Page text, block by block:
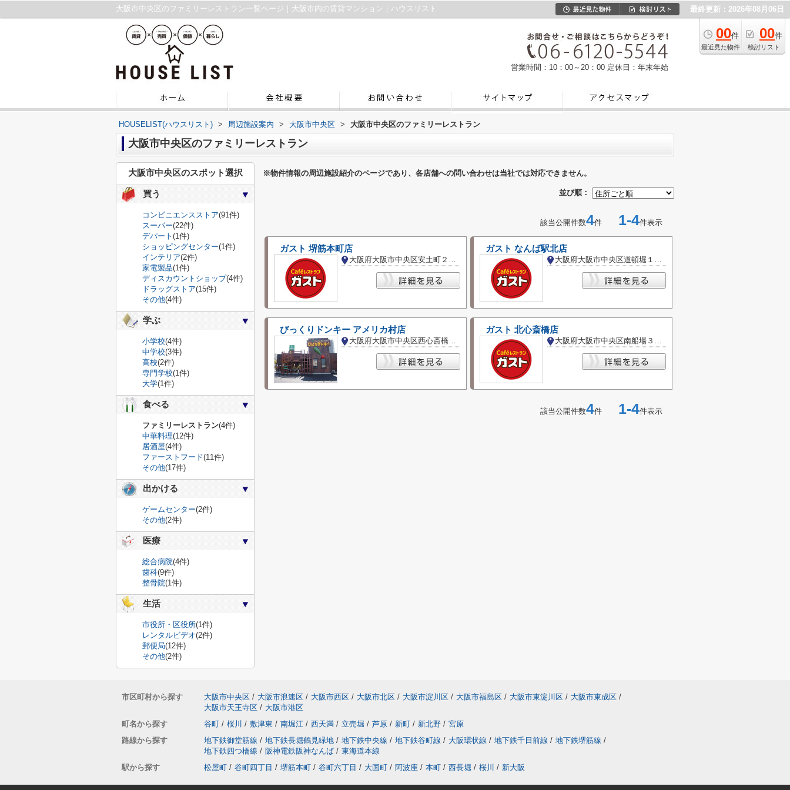
大阪市中央区のファミリーレストラン一覧ページ｜大阪市内の賃貸マンション｜ハウスリスト 最終更新：2026年08月06日
00件
最近見た物件
00件
検討リスト
営業時間：10：00～20：00 定休日：年末年始
HOUSELIST(ハウスリスト) > 周辺施設案内 > 大阪市中央区 > 大阪市中央区のファミリーレストラン
大阪市中央区のファミリーレストラン
※物件情報の周辺施設紹介のページであり、各店舗への問い合わせは当社では対応できません。
並び順：
該当公開件数4件 1-4件表示
ガスト 堺筋本町店
大阪府大阪市中央区安土町２丁目
ガスト なんば駅北店
大阪府大阪市中央区道頓堀１丁目
びっくりドンキー アメリカ村店
大阪府大阪市中央区西心斎橋２丁目
ガスト 北心斎橋店
大阪府大阪市中央区南船場３丁目
該当公開件数4件 1-4件表示
大阪市中央区のスポット選択
買う
コンビニエンスストア(91件)
スーパー(22件)
デパート (1件)
ショッピングセンター(1件)
インテリア(2件)
家電製品(1件)
ディスカウントショップ(4件)
ドラッグストア(15件)
その他(4件)
学ぶ
小学校(4件)
中学校(3件)
高校(2件)
専門学校(1件)
大学(1件)
食べる
ファミリーレストラン(4件)
中華料理(12件)
居酒屋(4件)
ファーストフード(11件)
その他(17件)
出かける
ゲームセンター(2件)
その他(2件)
医療
総合病院(4件)
歯科(9件)
整骨院(1件)
生活
市役所・区役所(1件)
レンタルビデオ(2件)
郵便局(12件)
その他(2件)
市区町村から探す 大阪市中央区 / 大阪市浪速区 / 大阪市西区 / 大阪市北区 / 大阪市淀川区 / 大阪市福島区 / 大阪市東淀川区 / 大阪市東成区 /
大阪市天王寺区 / 大阪市港区
町名から探す
谷町 / 桜川 / 敷津東 / 南堀江 / 西天満 / 立売堀 / 芦原 / 新町 / 新北野 / 宮原
路線から探す
地下鉄御堂筋線 / 地下鉄長堀鶴見緑地 / 地下鉄中央線 / 地下鉄谷町線 / 大阪環状線 / 地下鉄千日前線 / 地下鉄堺筋線 /
地下鉄四つ橋線 / 阪神電鉄阪神なんば / 東海道本線
駅から探す
松屋町 / 谷町四丁目 / 堺筋本町 / 谷町六丁目 / 大国町 / 阿波座 / 本町 / 西長堀 / 桜川 / 新大阪